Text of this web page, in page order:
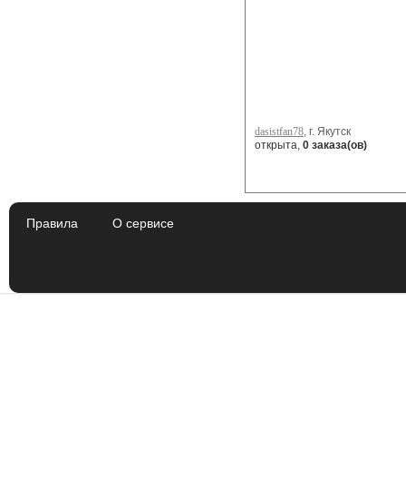
dasistfan78, г. Якутск
открыта, 0 заказа(ов)
Правила О сервисе